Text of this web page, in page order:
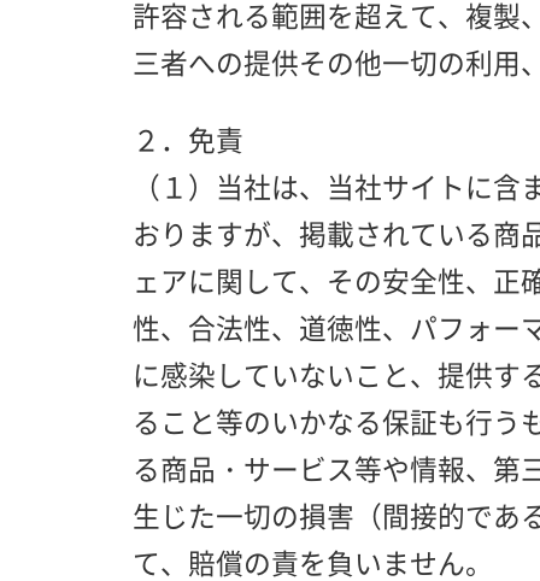
許容される範囲を超えて、複製
三者への提供その他一切の利用
２．免責
（１）当社は、当社サイトに
おりますが、掲載されている商
ェアに関して、その安全性、正
性、合法性、道徳性、パフォー
に感染していないこと、提供す
ること等のいかなる保証も行う
る商品・サービス等や情報、第
生じた一切の損害（間接的であ
て、賠償の責を負いません。